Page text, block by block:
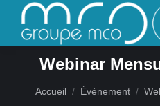
Webinar
Vous êtes ici :
Accueil Évènement